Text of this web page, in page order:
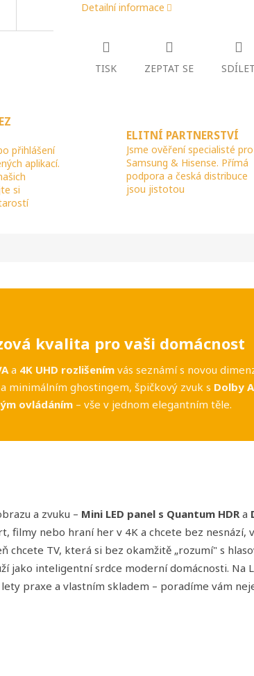
R
A
Detailní informace
TISK ZEPTAT SE SDÍLET
přihlášení
aplikací.
si
ELITNÍ PARTNERSTVÍ
Jsme ověření specialisté pro
Samsung & Hisense. Přímá
podpora a česká distribuce
jsou jistotou
kvalita pro vaši domácnost
a 4K UHD rozlišením vás seznámí s novou
minimálním ghostingem, špičkový zvuk s Dolby
ovládáním – vše v jednom elegantním těle.
a zvuku – Mini LED panel s Quantum HDRa
nebo hraní her v 4K a chcete bez nesnází,
chcete TV, která si bez okamžitě „rozumí" s
jako inteligentní srdce moderní domácnosti. Na
praxe a vlastním skladem – poradíme vám